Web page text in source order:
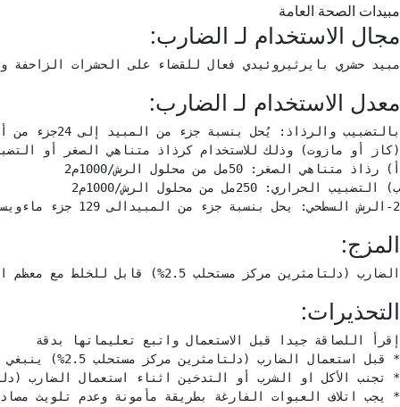
مبيدات الصحة العامة
مجال الاستخدام لـ الضارب:
مبيد حشري بايرثيروئيدي فعال للقضاء على الحشرات الزاحفة
معدل الاستخدام لـ الضارب:
2-الرش السطحي: يحل بنسبة جزء من المبيدالى 129 جزء ماءويستعمل :*لمكافحة الحشرات الزاحفة (الصراصير ,البراغيث,البق,النمل)1لتر منالمحلوللرش15-20م2-*لمكافحة الحشرات الطائرة(الذباب البعوض):في درجات الحرارة المرتفعة 1ليترمن المحلول لرش 15-20م2-في درجات الحرارة المعتدلة 1ليترمنالمحلول لرش 25-30م2
المزج:
الضارب (دلتامثرين مركز مستحلب 2.5%) قابل للخلط مع معظم المبيدات عدا القلوية منها.
التحذيرات: